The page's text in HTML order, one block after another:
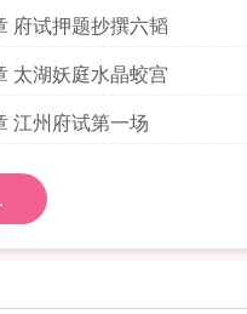
府试押题抄撰六韬
太湖妖庭水晶蛟宫
江州府试第一场